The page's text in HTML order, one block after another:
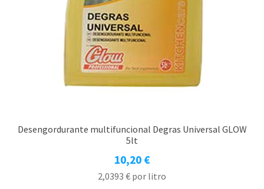
Desengordurante multifuncional Degras Universal GLOW
5lt
10,20 €
2,0393 € por litro